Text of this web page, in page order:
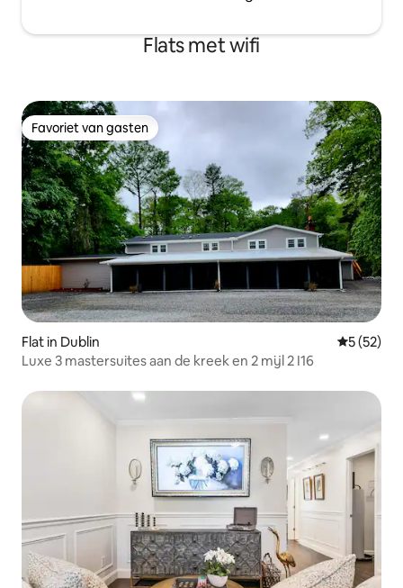
Flats met wifi
Favoriet van gasten
Favoriet van gasten
Flat in Dublin
5 (52)
Luxe 3 mastersuites aan de kreek en 2 mijl 2 I16